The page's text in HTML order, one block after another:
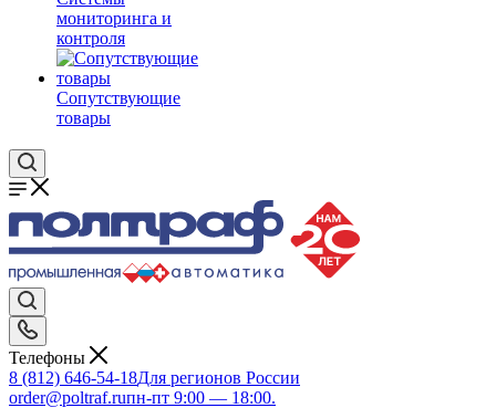
мониторинга и
контроля
Сопутствующие
товары
Телефоны
8 (812) 646-54-18Для регионов России
order@poltraf.ruпн-пт 9:00 — 18:00.